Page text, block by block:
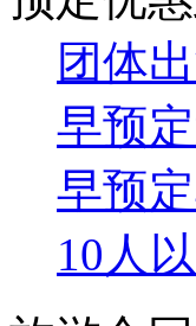
团体
早预
早预
10人